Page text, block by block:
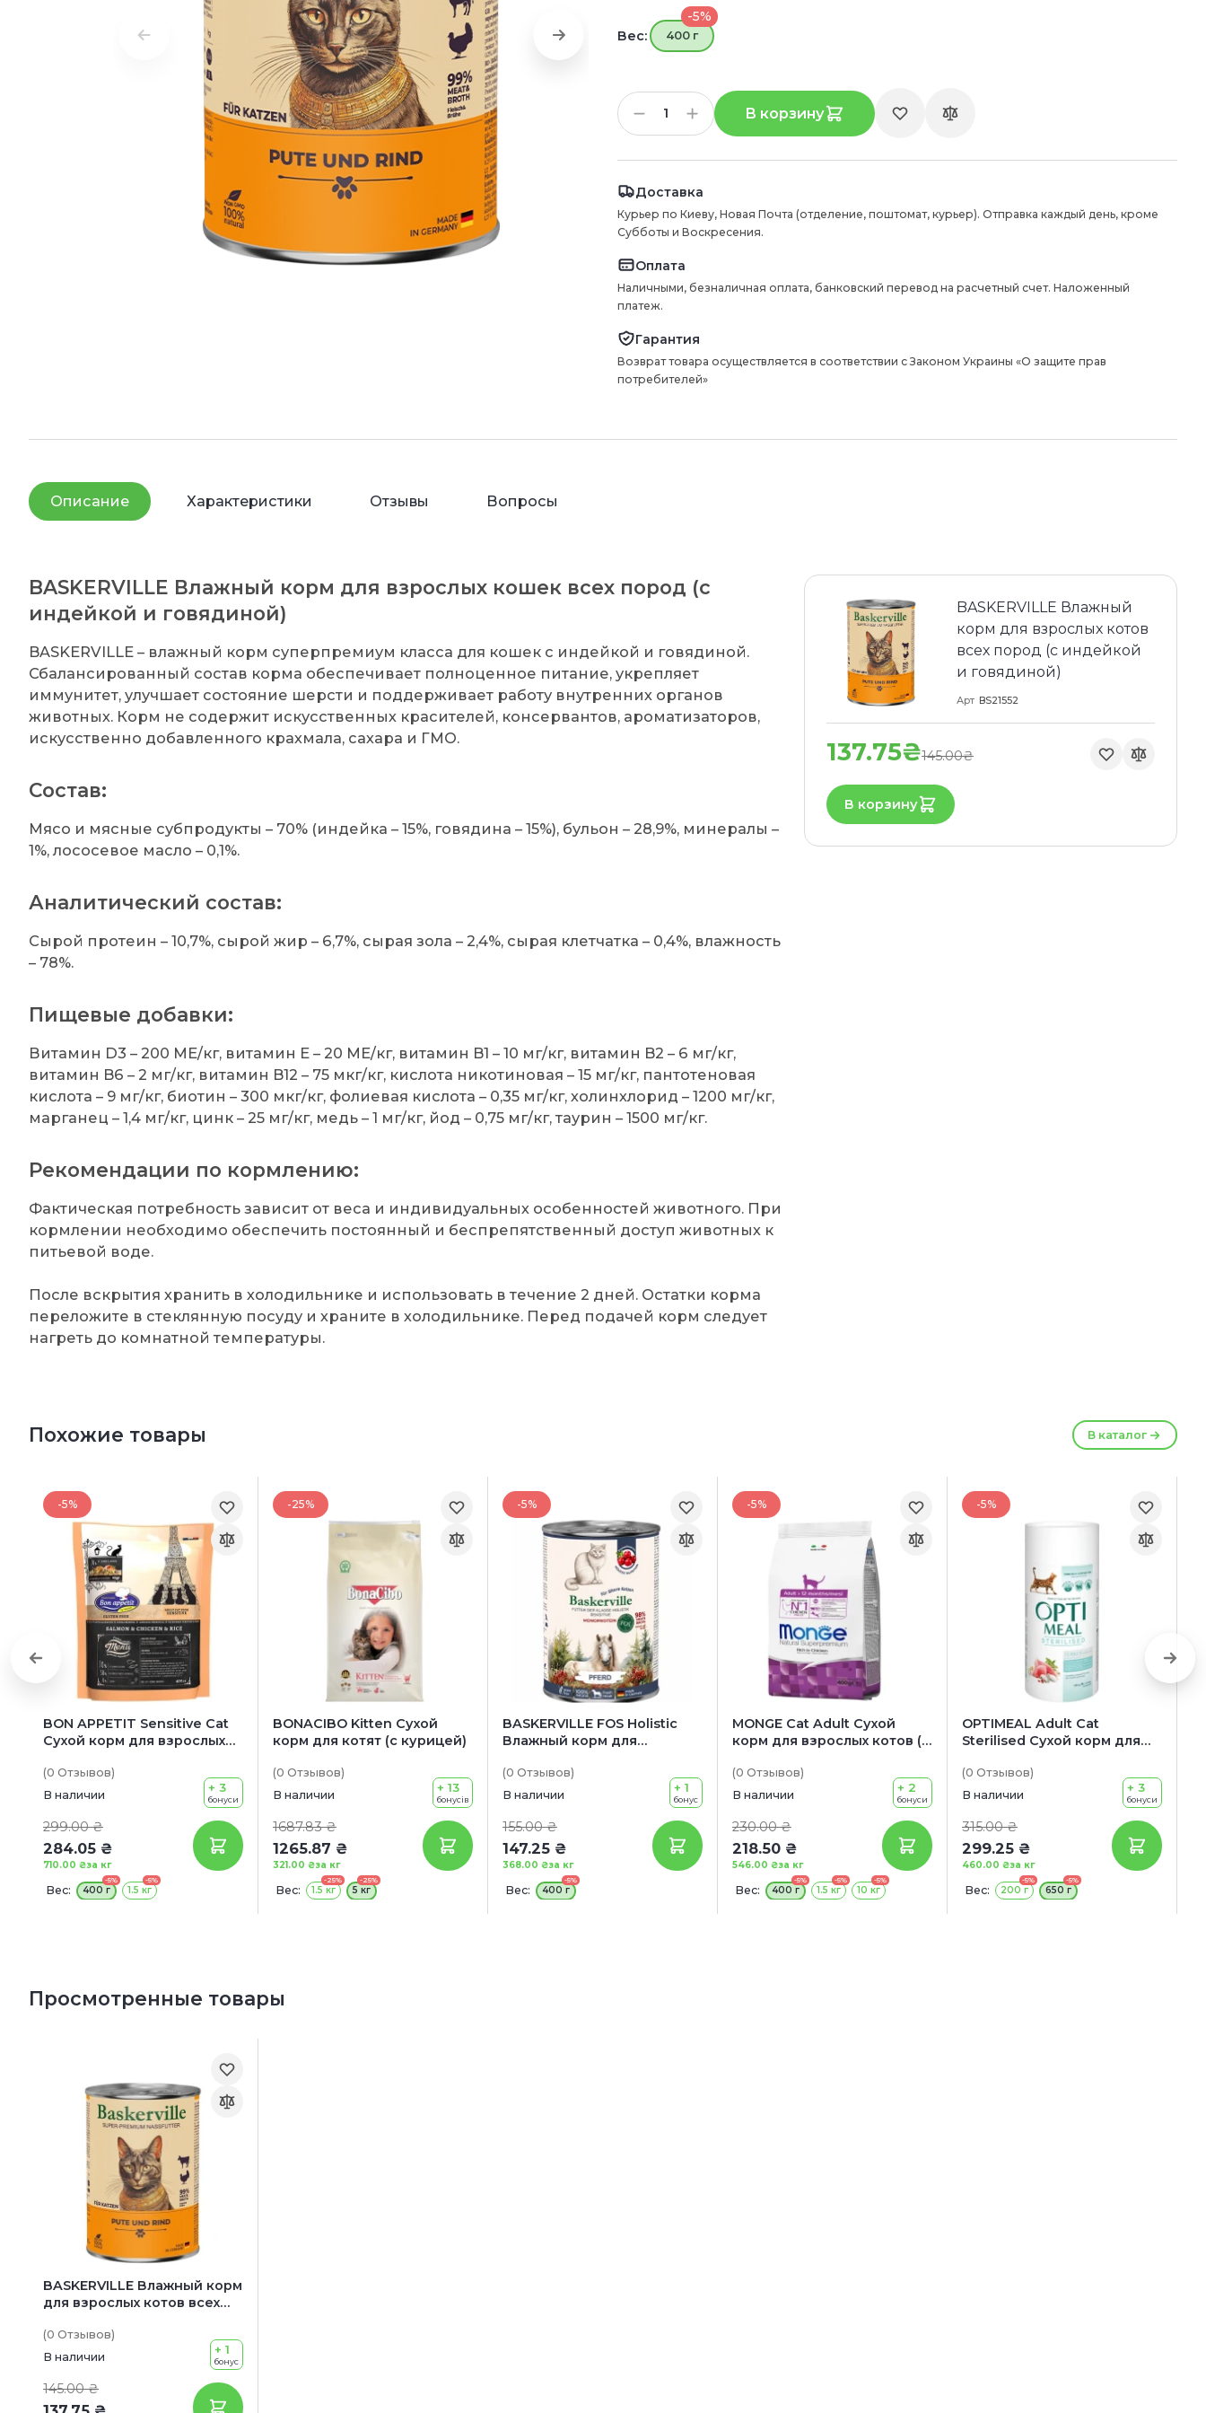
Вес:
-5%
400 г
В корзину
Доставка
Курьер по Киеву, Новая Почта (отделение, поштомат, курьер). Отправка каждый день, кроме
Субботы и Воскресения.
Оплата
Наличными, безналичная оплата, банковский перевод на расчетный счет. Наложенный
платеж.
Гарантия
Возврат товара осуществляется в соответствии с Законом Украины «О защите прав
потребителей»
Описание Характеристики Отзывы Вопросы
BASKERVILLE Влажный корм для взрослых кошек всех пород (с
индейкой и говядиной)
BASKERVILLE – влажный корм суперпремиум класса для кошек с индейкой и говядиной.
Сбалансированный состав корма обеспечивает полноценное питание, укрепляет
иммунитет, улучшает состояние шерсти и поддерживает работу внутренних органов
животных. Корм не содержит искусственных красителей, консервантов, ароматизаторов,
искусственно добавленного крахмала, сахара и ГМО.
Состав:
Мясо и мясные субпродукты – 70% (индейка – 15%, говядина – 15%), бульон – 28,9%, минералы –
1%, лососевое масло – 0,1%.
Аналитический состав:
Сырой протеин – 10,7%, сырой жир – 6,7%, сырая зола – 2,4%, сырая клетчатка – 0,4%, влажность
– 78%.
Пищевые добавки:
Витамин D3 – 200 МЕ/кг, витамин Е – 20 МЕ/кг, витамин B1 – 10 мг/кг, витамин B2 – 6 мг/кг,
витамин B6 – 2 мг/кг, витамин B12 – 75 мкг/кг, кислота никотиновая – 15 мг/кг, пантотеновая
кислота – 9 мг/кг, биотин – 300 мкг/кг, фолиевая кислота – 0,35 мг/кг, холинхлорид – 1200 мг/кг,
марганец – 1,4 мг/кг, цинк – 25 мг/кг, медь – 1 мг/кг, йод – 0,75 мг/кг, таурин – 1500 мг/кг.
Рекомендации по кормлению:
Фактическая потребность зависит от веса и индивидуальных особенностей животного. При
кормлении необходимо обеспечить постоянный и беспрепятственный доступ животных к
питьевой воде.
После вскрытия хранить в холодильнике и использовать в течение 2 дней. Остатки корма
переложите в стеклянную посуду и храните в холодильнике. Перед подачей корм следует
нагреть до комнатной температуры.
BASKERVILLE Влажный
корм для взрослых котов
всех пород (с индейкой
и говядиной)
Арт BS21552
137.75₴145.00₴
В корзину
Похожие товары В каталог
-5%
BON APPETIT Sensitive Cat
Сухой корм для взрослых
пищеварением (с лососем,
курицей и рисом)
(0 Отзывов)
В наличии
299.00 ₴
284.05 ₴
за кг
710.00 ₴
+ 3
бонуси
Вес:
-5%
400 г
-5%
1.5 кг
-25%
BONACIBO Kitten Сухой
корм для котят (с курицей)
(0 Отзывов)
В наличии
1687.83 ₴
1265.87 ₴
за кг
321.00 ₴
+ 13
бонусів
Вес:
-25%
1.5 кг
-25%
5 кг
-5%
BASKERVILLE FOS Holistic
Влажный корм для
чувствительным
пищеварением (с кониной)
(0 Отзывов)
В наличии
155.00 ₴
147.25 ₴
за кг
368.00 ₴
+ 1
бонус
Вес:
-5%
400 г
-5%
MONGE Cat Adult Сухой
корм для взрослых котов (с
(0 Отзывов)
В наличии
230.00 ₴
218.50 ₴
за кг
546.00 ₴
+ 2
бонуси
Вес:
-5%
400 г
-5%
1.5 кг
-5%
10 кг
-5%
OPTIMEAL Adult Cat
Sterilised Сухой корм для
котов всех пород (с
индейкой и овсом)
(0 Отзывов)
В наличии
315.00 ₴
299.25 ₴
за кг
460.00 ₴
+ 3
бонуси
Вес:
-5%
200 г
-5%
650 г
Просмотренные товары
BASKERVILLE Влажный корм
для взрослых котов всех
говядиной)
(0 Отзывов)
В наличии
145.00 ₴
+ 1
бонус